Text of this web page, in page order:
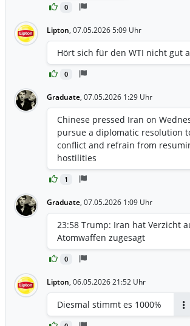
0
Lipton, 07.05.2026 5:09 Uhr
0
Hört sich für den WTI nicht gut
Graduate, 07.05.2026 1:29 Uhr
1
Chinese pressed Iran on
pursue a diplomatic resolution
conflict and refrain from
hostilities
Graduate, 07.05.2026 1:09 Uhr
0
23:58 Trump: Iran hat Verzicht
Atomwaffen zugesagt
Lipton, 06.05.2026 21:52 Uhr
Diesmal stimmt es 1000%